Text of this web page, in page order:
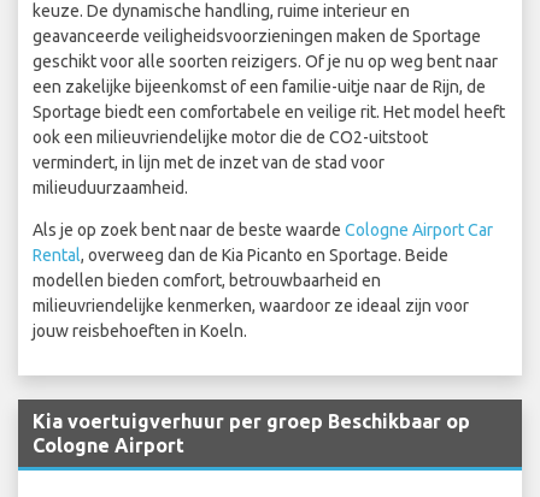
keuze. De dynamische handling, ruime interieur en
geavanceerde veiligheidsvoorzieningen maken de Sportage
geschikt voor alle soorten reizigers. Of je nu op weg bent naar
een zakelijke bijeenkomst of een familie-uitje naar de Rijn, de
Sportage biedt een comfortabele en veilige rit. Het model heeft
ook een milieuvriendelijke motor die de CO2-uitstoot
vermindert, in lijn met de inzet van de stad voor
milieuduurzaamheid.
Als je op zoek bent naar de beste waarde Cologne Airport Car
Rental, overweeg dan de Kia Picanto en Sportage. Beide
modellen bieden comfort, betrouwbaarheid en
milieuvriendelijke kenmerken, waardoor ze ideaal zijn voor
jouw reisbehoeften in Koeln.
Kia voertuigverhuur per groep Beschikbaar op
Cologne Airport